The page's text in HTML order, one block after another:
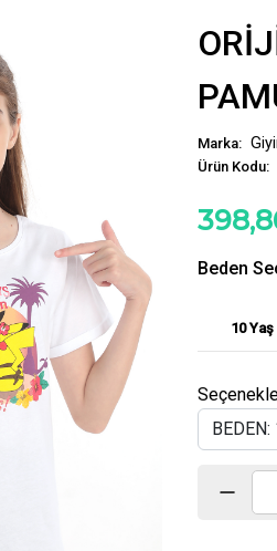
Marka:
Ürün Kodu:
Beden
10 Yaş